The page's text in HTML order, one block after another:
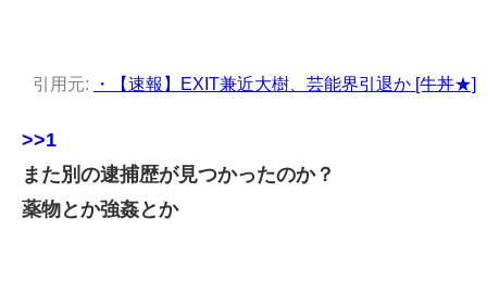
引用元: ・【速報】EXIT兼近大樹、芸能界引退か [牛丼★]
>>1
また別の逮捕歴が見つかったのか？
薬物とか強姦とか